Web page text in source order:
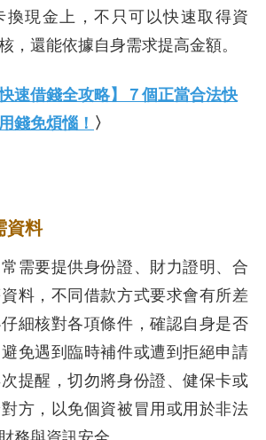
換現金上，不只可以快速取得資
，還能依據自身需求提高金額。
快速借錢全攻略】７個正當合法快
錢免煩惱！ 〉
資料
需要提供身份證、財力證明、合
料，不同借款方式要求會有所差
細核對各項條件，確認自身是否
免遇到臨時補件或遭到拒絕申請
提醒，切勿將身份證、健保卡或
方，以免個資被冒用或用於非法